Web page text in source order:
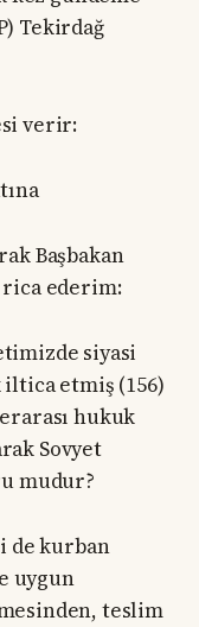
Tekirdağ
verir:
Başbakan
rica ederim:
siyasi
etmiş (156)
hukuk
Sovyet
mudur?
de kurban
uygun
teslim